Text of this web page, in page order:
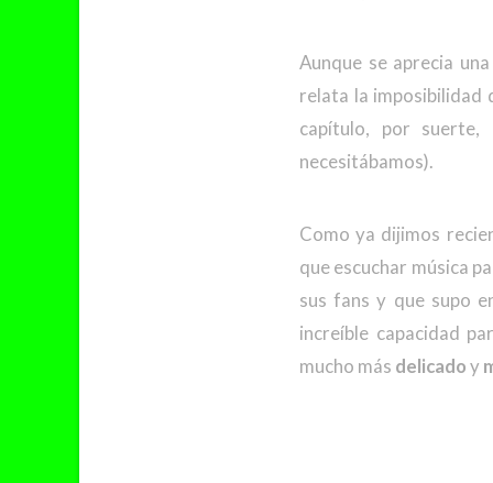
Aunque se aprecia
relata la imposibilidad
capítulo, por suerte,
necesitábamos).
Como ya dijimos
que escuchar música
sus fans y que supo
increíble capacidad
mucho más delicadoy